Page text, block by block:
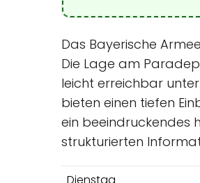
Das Bayerische
Die Lage am
leicht erreichbar
bieten einen tiefen
ein beeindruckendes
strukturierten